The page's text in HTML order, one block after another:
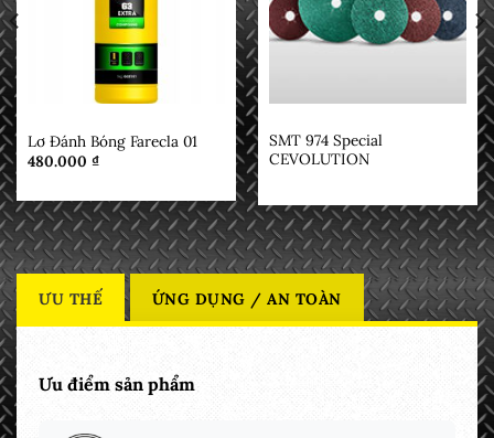
Lơ Đánh Bóng Farecla 01
480.000 ₫
SMT 974 Special
CEVOLUTION
ƯU THẾ ỨNG DỤNG / AN TOÀN
Ưu điểm sản phẩm